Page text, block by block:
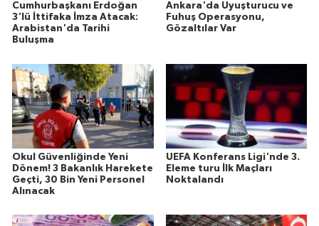
Cumhurbaşkanı Erdoğan
3'lü İttifaka İmza Atacak:
Arabistan'da Tarihi
Buluşma
Ankara'da Uyuşturucu ve
Fuhuş Operasyonu,
Gözaltılar Var
Okul Güvenliğinde Yeni
Dönem! 3 Bakanlık Harekete
Geçti, 30 Bin Yeni Personel
Alınacak
UEFA Konferans Ligi'nde 3.
Eleme turu İlk Maçları
Noktalandı